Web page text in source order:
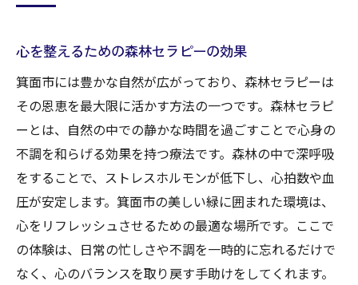
心を整えるための森林セラピーの効果
箕面市には豊かな自然が広がっており、森林セラピーは
その恩恵を最大限に活かす方法の一つです。森林セラピ
ーとは、自然の中での静かな時間を過ごすことで心身の
不調を和らげる効果を持つ療法です。森林の中で深呼吸
をすることで、ストレスホルモンが低下し、心拍数や血
圧が安定します。箕面市の美しい緑に囲まれた環境は、
心をリフレッシュさせるための最適な場所です。ここで
の体験は、日常の忙しさや不調を一時的に忘れるだけで
なく、心のバランスを取り戻す手助けをしてくれます。